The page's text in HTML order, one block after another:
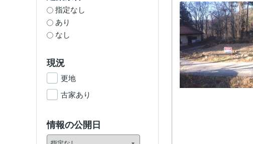
指定なし
あり
なし
現況
更地
古家あり
情報の公開日